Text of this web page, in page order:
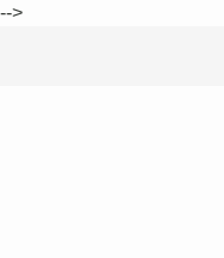
-->